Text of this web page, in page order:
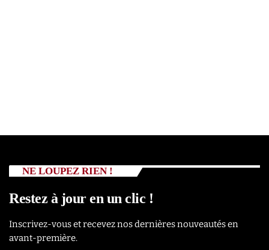
NE LOUPEZ RIEN !
Restez à jour en un clic !
Inscrivez-vous et recevez nos dernières nouveautés en
avant-première.